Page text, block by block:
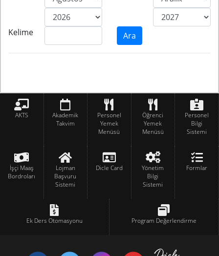
Kelime
AKTS
Akademik
Takvim
Personel
Yemek
Menüsü
Öğrenci
Yemek
Menüsü
Personel
Bilgi
Sistemi
İşçi Maaş
Bordroları
Lojman
Başvuru
Sistemi
Dicle Card
Yönetim
Bilgi
Sistemi
Formlar
Ek Ders Otomasyonu Program Değerlendirme